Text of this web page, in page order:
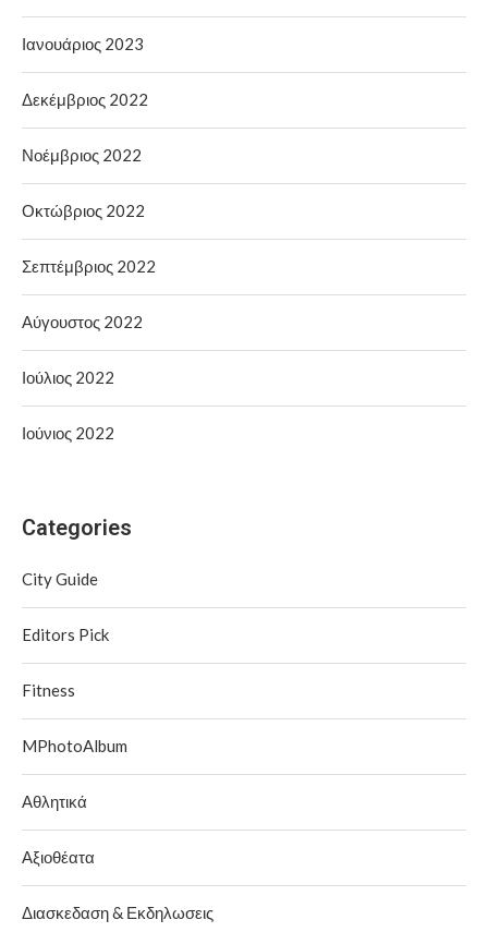
Ιανουάριος 2023
Δεκέμβριος 2022
Νοέμβριος 2022
Οκτώβριος 2022
Σεπτέμβριος 2022
Αύγουστος 2022
Ιούλιος 2022
Ιούνιος 2022
Categories
City Guide
Editors Pick
Fitness
MPhotoAlbum
Αθλητικά
Αξιοθέατα
Διασκεδαση & Εκδηλωσεις